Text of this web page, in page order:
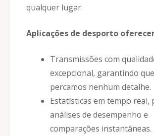
qualquer lugar.
Aplicações de desporto
Transmissões com
excepcional, garantindo
percamos nenhum detalhe.
Estatísticas em tempo real,
análises de desempenho e
comparações instantâneas.